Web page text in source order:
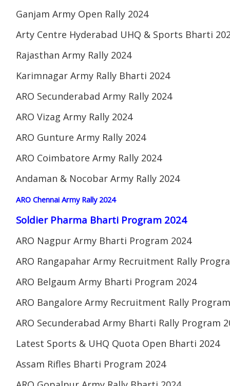
Ganjam Army Open Rally 2024
Arty Centre Hyderabad UHQ & Sports Bharti
Rajasthan Army Rally 2024
Karimnagar Army Rally Bharti 2024
ARO Secunderabad Army Rally 2024
ARO Vizag Army Rally 2024
ARO Gunture Army Rally 2024
ARO Coimbatore Army Rally 2024
Andaman & Nocobar Army Rally 2024
ARO Chennai Army Rally 2024
Soldier Pharma Bharti Program 2024
ARO Nagpur Army Bharti Program 2024
ARO Rangapahar Army Recruitment Rally
ARO Belgaum Army Bharti Program 2024
ARO Bangalore Army Recruitment Rally
ARO Secunderabad Army Bharti Rally Program
Latest Sports & UHQ Quota Open Bharti 2024
Assam Rifles Bharti Program 2024